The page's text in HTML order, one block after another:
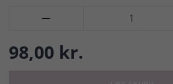

98,00 kr.